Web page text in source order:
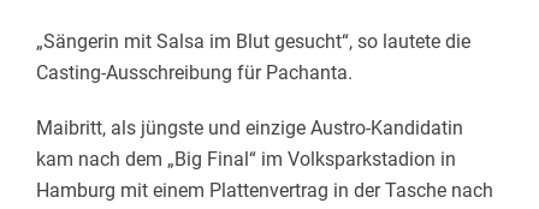
„Sängerin mit Salsa im Blut gesucht“, so lautete die
Casting-Ausschreibung für Pachanta.
Maibritt, als jüngste und einzige Austro-Kandidatin
kam nach dem „Big Final“ im Volksparkstadion in
Hamburg mit einem Plattenvertrag in der Tasche nach